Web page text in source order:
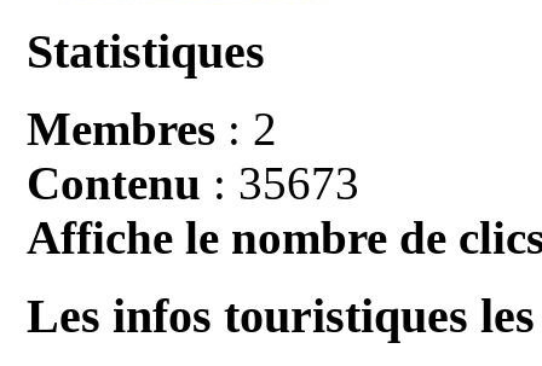
Statistiques
Membres : 2
Contenu : 35673
Affiche le nombre de
Les infos touristiques